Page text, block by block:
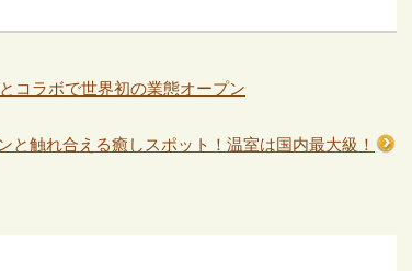
コラボで世界初の業態オープン
触れ合える癒しスポット！温室は国内最大級！